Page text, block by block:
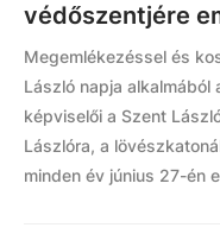
védőszentjére
Megemlékezéssel és
László napja
képviselői a Szent
Lászlóra, a
minden év június 27-én